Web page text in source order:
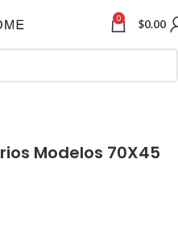
0 $0.00
Modelos 70X45